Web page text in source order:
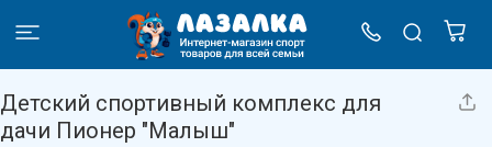
Детский спортивный комплекс для
дачи Пионер "Малыш"